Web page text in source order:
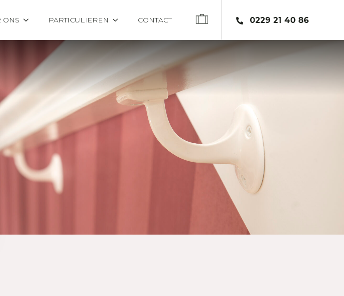
ONS PARTICULIEREN CONTACT 0229 21 40 86